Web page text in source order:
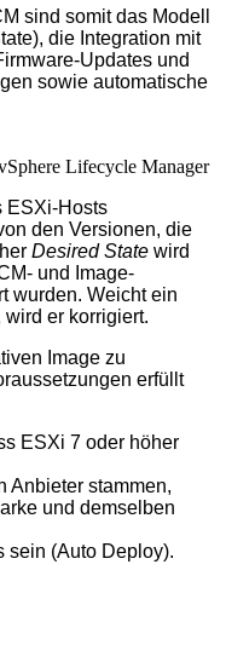
sind somit das Modell
die Integration mit
Updates und
sowie automatische
Lifecycle Manager
ESXi-Hosts
den Versionen, die
Desired State wird
und Image-
wurden. Weicht ein
er korrigiert.
Image zu
erfüllt
ESXi 7 oder höher
Anbieter stammen,
und demselben
sein (Auto Deploy).